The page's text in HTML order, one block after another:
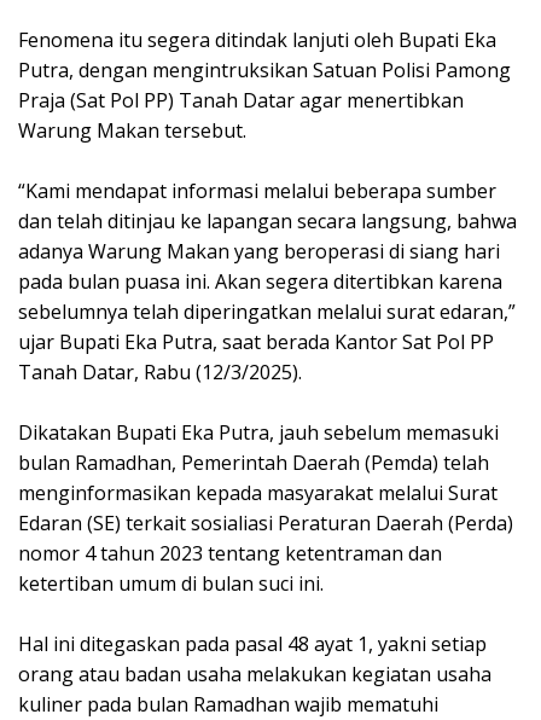
Fenomena itu segera ditindak lanjuti oleh Bupati Eka
Putra, dengan mengintruksikan Satuan Polisi Pamong
Praja (Sat Pol PP) Tanah Datar agar menertibkan
Warung Makan tersebut.
“Kami mendapat informasi melalui beberapa sumber
dan telah ditinjau ke lapangan secara langsung, bahwa
adanya Warung Makan yang beroperasi di siang hari
pada bulan puasa ini. Akan segera ditertibkan karena
sebelumnya telah diperingatkan melalui surat edaran,”
ujar Bupati Eka Putra, saat berada Kantor Sat Pol PP
Tanah Datar, Rabu (12/3/2025).
Dikatakan Bupati Eka Putra, jauh sebelum memasuki
bulan Ramadhan, Pemerintah Daerah (Pemda) telah
menginformasikan kepada masyarakat melalui Surat
Edaran (SE) terkait sosialiasi Peraturan Daerah (Perda)
nomor 4 tahun 2023 tentang ketentraman dan
ketertiban umum di bulan suci ini.
Hal ini ditegaskan pada pasal 48 ayat 1, yakni setiap
orang atau badan usaha melakukan kegiatan usaha
kuliner pada bulan Ramadhan wajib mematuhi